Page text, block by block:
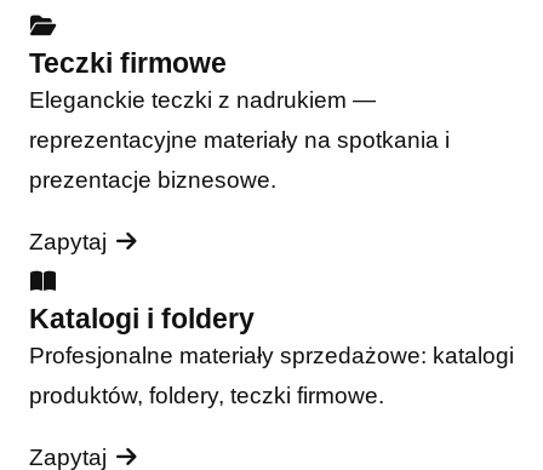
Teczki firmowe
Eleganckie teczki z nadrukiem —
reprezentacyjne materiały na spotkania i
prezentacje biznesowe.
Zapytaj
Katalogi i foldery
Profesjonalne materiały sprzedażowe: katalogi
produktów, foldery, teczki firmowe.
Zapytaj